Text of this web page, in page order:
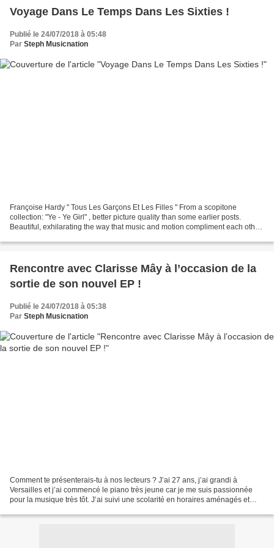
Voyage Dans Le Temps Dans Les Sixties !
Publié le 24/07/2018 à 05:48
Par Steph Musicnation
Françoise Hardy " Tous Les Garçons Et Les Filles " From a scopitone
collection: "Ye - Ye Girl" , better picture quality than some earlier posts.
Beautiful, exhilarating the way that music and motion compliment each other
Rencontre avec Clarisse Mây à l’occasion de la
sortie de son nouvel EP !
Publié le 24/07/2018 à 05:38
Par Steph Musicnation
Comment te présenterais-tu à nos lecteurs ? J’ai 27 ans, j’ai grandi à
Versailles et j’ai commencé le piano très jeune car je me suis passionnée
pour la musique très tôt. J’ai suivi une scolarité en horaires aménagés et